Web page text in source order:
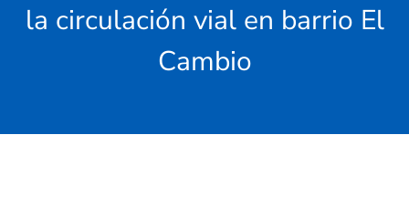
la circulación vial en barrio El
Cambio